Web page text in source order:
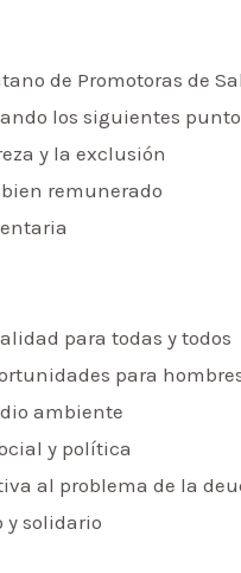
de Promotoras de
los siguientes
y la exclusión
remunerado
para todas y todos
para
ambiente
y política
al problema de la
y solidario